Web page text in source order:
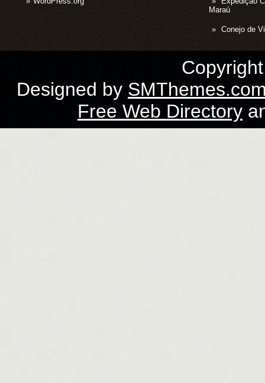
Maraú
Conejo de
Designed by
Free Web Directory